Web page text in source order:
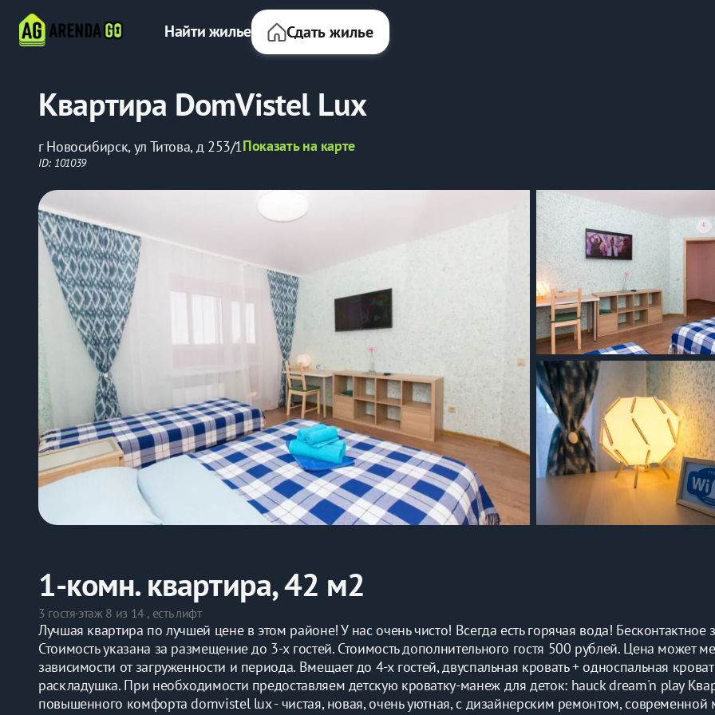
Найти жилье Сдать жилье
Квартира DomVistel Lux
г Новосибирск, ул Титова, д 253/1Показать на карте
ID: 101039
1-комн. квартира, 42 м2
3 гостя·этаж 8 из 14 , есть лифт
Лучшая квартира по лучшей цене в этом районе! У нас очень чисто! Всегда есть горячая вода! Бесконтактное
Стоимость указана за размещение до 3-х гостей. Стоимость дополнительного гостя 500 рублей. Цена может
зависимости от загруженности и периода. Вмещает до 4-х гостей, двуспальная кровать + односпальная
раскладушка. При необходимости предоставляем детскую кроватку-манеж для деток: hauck dream'n play
повышенного комфорта domvistel lux - чистая, новая, очень уютная, с дизайнерским ремонтом, современной